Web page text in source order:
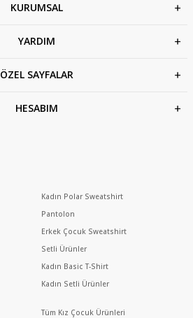
KURUMSAL
YARDIM
ÖZEL SAYFALAR
HESABIM
Kadın Polar Sweatshirt
Pantolon
Erkek Çocuk Sweatshirt
Setli Ürünler
Kadın Basic T-Shirt
Kadın Setli Ürünler
Tüm Kız Çocuk Ürünleri